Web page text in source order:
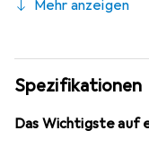
Mehr anzeigen
Spezifikationen
Das Wichtigste auf